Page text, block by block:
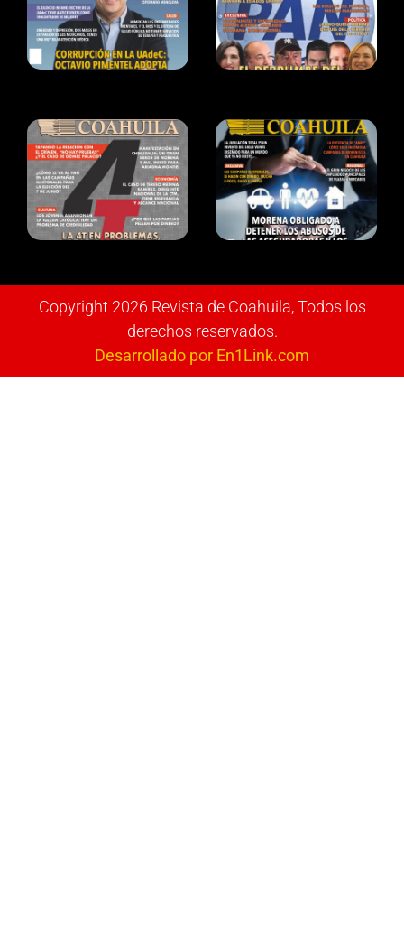
Copyright 2026 Revista de Coahuila, Todos los
derechos reservados.
Desarrollado por En1Link.com